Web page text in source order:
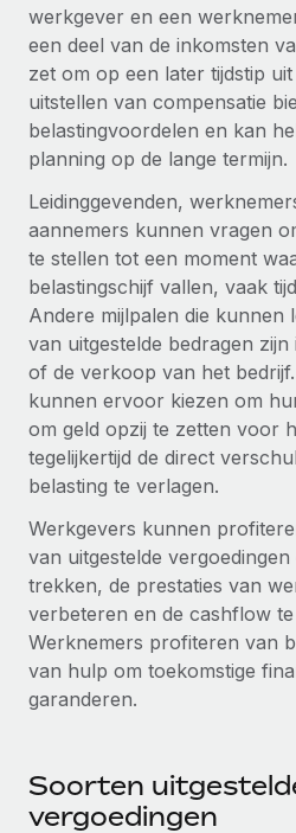
Zzp'ers internationaal
PEO
Ingewikkelde HR-taken
INFRASTRUCTUUR
Remote Embedded
HR naadloos in workflows
Platform
Ingebouwde essentiële HR-
Verbinden Nieuw
AI-tools koppelen aan
Integraties
Processen stroomlijnen met
DIENSTEN
Vraag een expert
Krijg hulp van global HR- en
Achtergrondonderzoek
Vereenvoudig het
Compliance Watchtower
Blijf compliance-risico's voor
GROEIFASE
Start-ups
Flexibele global HR en
bedrijven
Mid-market
Teams uitbreiden met HR
Enterprise
Global HR voor grote
WERK MET ONS SAMEN
Strategische
Integreer global HR flexibel
Ontdek hoe je met ons kunt
Remote Build Binnenkort
Integraties en advies over AI-
CASESTUDY'S
liet groeien met Remote
Weaviate in één oogopslag
Betalingscalculator voor
Ontdek valuta-opties en
internationale zzp'ers
LEREN MET REMOTE
Onderzoek en gidsen
Casestudy's
HR-woordenlijst
Checklists en templates
Bibliotheek met
Webinars
Evenementen
Newsroom
Inzicht in salaris en talent
Inzichtencentrum
Support
Nederlands
Français
Deutsch
Español
Italiano
Português (Portugal)
日本語
한국어
中文（简体）
werkgever en een
een deel van de inkomsten
zet om op een later tijdstip
uitstellen van compensatie
belastingvoordelen en kan
planning op de lange termijn.
Leidinggevenden,
aannemers kunnen vragen
te stellen tot een moment
belastingschijf vallen, vaak
Andere mijlpalen die kunnen
van uitgestelde bedragen zijn
of de verkoop van het
kunnen ervoor kiezen om
om geld opzij te zetten voor
tegelijkertijd de direct
belasting te verlagen.
Werkgevers kunnen
van uitgestelde
trekken, de prestaties van
verbeteren en de cashflow
Werknemers profiteren van
van hulp om toekomstige
garanderen.
Soorten
vergoedingen